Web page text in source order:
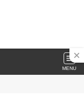
MENU